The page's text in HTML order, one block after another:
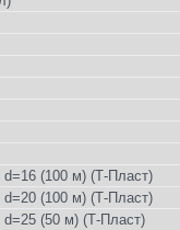
d=16 (100 м) (Т-Пласт)
d=20 (100 м) (Т-Пласт)
d=25 (50 м) (Т-Пласт)